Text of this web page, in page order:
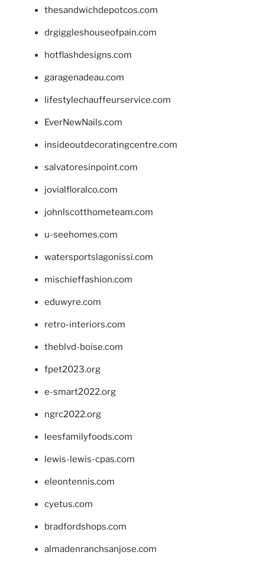
thesandwichdepotcos.com
drgiggleshouseofpain.com
hotflashdesigns.com
garagenadeau.com
lifestylechauffeurservice.com
EverNewNails.com
insideoutdecoratingcentre.com
salvatoresinpoint.com
jovialfloralco.com
johnlscotthometeam.com
u-seehomes.com
watersportslagonissi.com
mischieffashion.com
eduwyre.com
retro-interiors.com
theblvd-boise.com
fpet2023.org
e-smart2022.org
ngrc2022.org
leesfamilyfoods.com
lewis-lewis-cpas.com
eleontennis.com
cyetus.com
bradfordshops.com
almadenranchsanjose.com